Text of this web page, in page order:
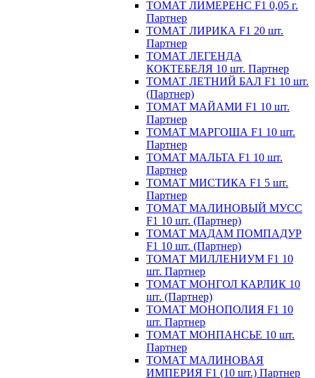
ТОМАТ ЛИМЕРЕНС F1 0,05 г.
Партнер
ТОМАТ ЛИРИКА F1 20 шт.
Партнер
ТОМАТ ЛЕГЕНДА
КОКТЕБЕЛЯ 10 шт. Партнер
ТОМАТ ЛЕТНИЙ БАЛ F1 10 шт.
(Партнер)
ТОМАТ МАЙАМИ F1 10 шт.
Партнер
ТОМАТ МАРГОША F1 10 шт.
Партнер
ТОМАТ МАЛЬТА F1 10 шт.
Партнер
ТОМАТ МИСТИКА F1 5 шт.
Партнер
ТОМАТ МАЛИНОВЫЙ МУСС
F1 10 шт. (Партнер)
ТОМАТ МАДАМ ПОМПАДУР
F1 10 шт. (Партнер)
ТОМАТ МИЛЛЕНИУМ F1 10
шт. Партнер
ТОМАТ МОНГОЛ КАРЛИК 10
шт. (Партнер)
ТОМАТ МОНОПОЛИЯ F1 10
шт. Партнер
ТОМАТ МОНПАНСЬЕ 10 шт.
Партнер
ТОМАТ МАЛИНОВАЯ
ИМПЕРИЯ F1 (10 шт.) Партнер